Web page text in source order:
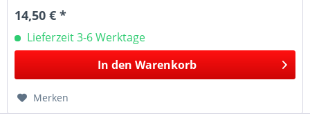
14,50 € *
Lieferzeit 3-6 Werktage
In den Warenkorb
Merken